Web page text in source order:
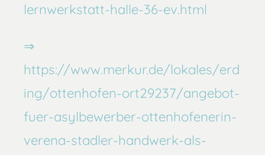
lernwerkstatt-halle-36-ev.html
https://www.merkur.de/lokales/erd
ing/ottenhofen-ort29237/angebot-
fuer-asylbewerber-ottenhofenerin-
verena-stadler-handwerk-als-